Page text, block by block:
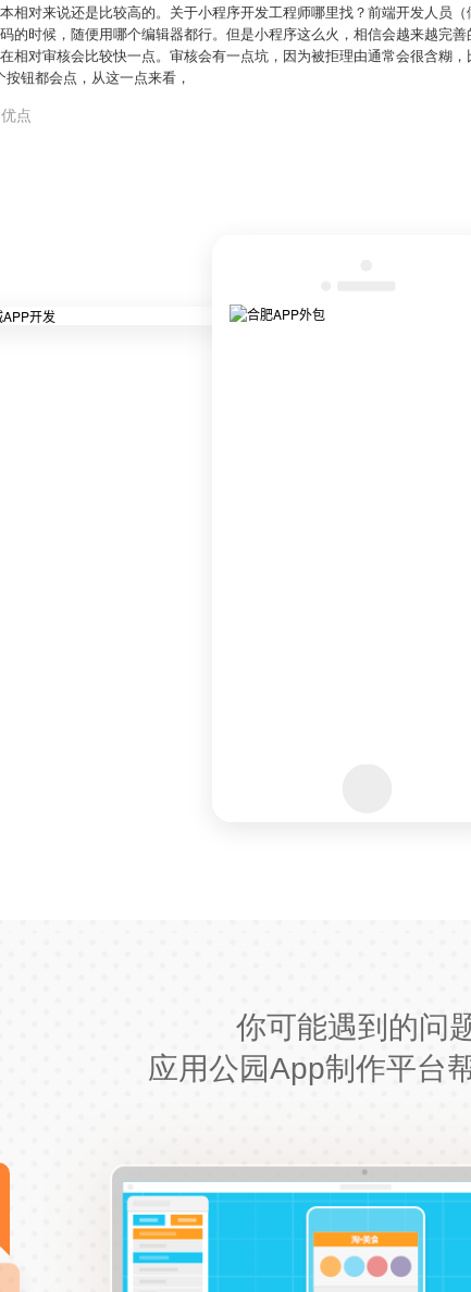
相对来说还是比较高的。关于小程序开发工程师哪里找？前端开发人员（
的时候，随便用哪个编辑器都行。但是小程序这么火，相信会越来越完
相对审核会比较快一点。审核会有一点坑，因为被拒理由通常会很含糊，
钮都会点，从这一点来看，
点
你可能遇到的问
应用公园App制作平台